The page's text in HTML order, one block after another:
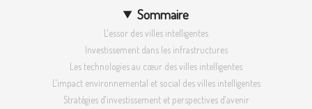
Sommaire
L'essor des villes intelligentes
Investissement dans les infrastructures
Les technologies au cœur des villes intelligentes
L'impact environnemental et social des villes intelligentes
Stratégies d'investissement et perspectives d'avenir